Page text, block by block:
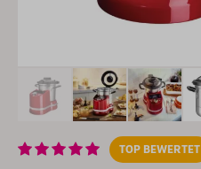
TOP BEWERTET